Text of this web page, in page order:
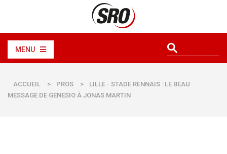
MENU
ACCUEIL > PROS >
LILLE - STADE RENNAIS : LE BEAU
MESSAGE DE GENESIO À JONAS MARTIN